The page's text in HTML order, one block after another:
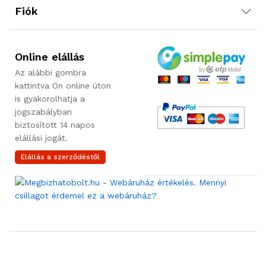
Fiók
Online elállás
Az alábbi gombra
kattintva Ön online úton
is gyakorolhatja a
jogszabályban
biztosított 14 napos
elállási jogát.
Elállás a szerződéstől